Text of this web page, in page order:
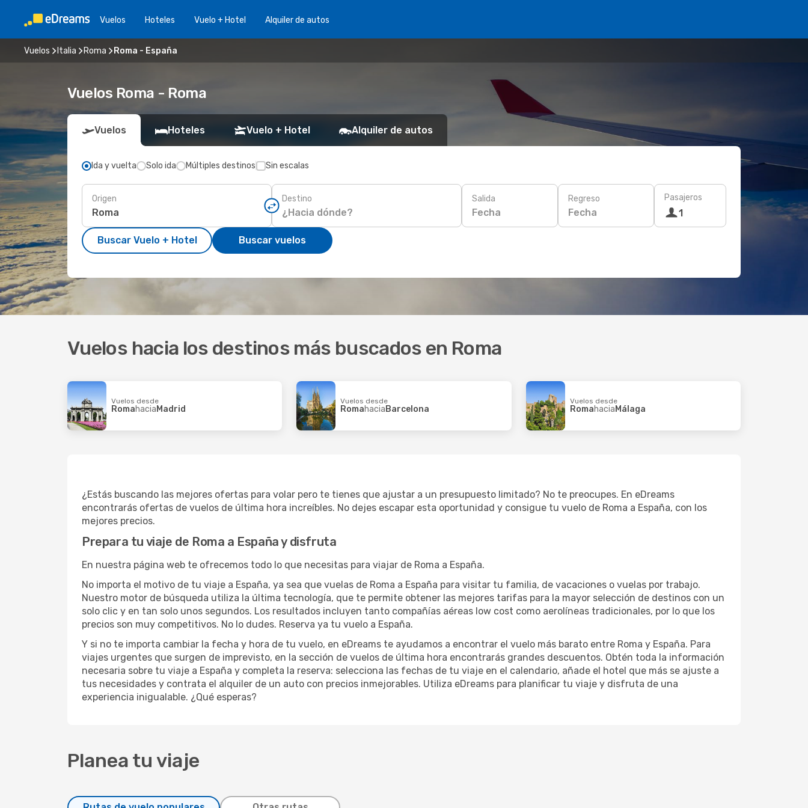
Vuelos Hoteles Vuelo + Hotel Alquiler de autos
Vuelos Italia Roma Roma - España
Vuelos Roma - Roma
Vuelos Hoteles Vuelo + Hotel Alquiler de autos
Ida y vuelta Solo ida Múltiples destinos Sin escalas
Origen Destino Salida
Fecha
Regreso
Fecha
Pasajeros
1
Buscar Vuelo + Hotel Buscar vuelos
Vuelos hacia los destinos más buscados en Roma
Vuelos desde
RomahaciaMadrid
Vuelos desde
Romahacia Barcelona
Vuelos desde
RomahaciaMálaga
¿Estás buscando las mejores ofertas para volar pero te tienes que ajustar a un presupuesto limitado? No te preocupes. En eDreams
encontrarás ofertas de vuelos de última hora increíbles. No dejes escapar esta oportunidad y consigue tu vuelo de Roma a España, con los
mejores precios.
Prepara tu viaje de Roma a España y disfruta
En nuestra página web te ofrecemos todo lo que necesitas para viajar de Roma a España.
No importa el motivo de tu viaje a España, ya sea que vuelas de Roma a España para visitar tu familia, de vacaciones o vuelas por trabajo.
Nuestro motor de búsqueda utiliza la última tecnología, que te permite obtener las mejores tarifas para la mayor selección de destinos con un
solo clic y en tan solo unos segundos. Los resultados incluyen tanto compañías aéreas low cost como aerolíneas tradicionales, por lo que los
precios son muy competitivos. No lo dudes. Reserva ya tu vuelo a España.
Y si no te importa cambiar la fecha y hora de tu vuelo, en eDreams te ayudamos a encontrar el vuelo más barato entre Roma y España. Para
viajes urgentes que surgen de imprevisto, en la sección de vuelos de última hora encontrarás grandes descuentos. Obtén toda la información
necesaria sobre tu viaje a España y completa la reserva: selecciona las fechas de tu viaje en el calendario, añade el hotel que más se ajuste a
tus necesidades y contrata el alquiler de un auto con precios inmejorables. Utiliza eDreams para planificar tu viaje y disfruta de una
experiencia inigualable. ¿Qué esperas?
Planea tu viaje